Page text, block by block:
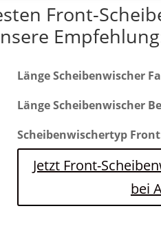
Front-
Länge Scheibenwischer
Länge Scheibenwischer
Scheibenwischertyp
Jetzt Front-
bei